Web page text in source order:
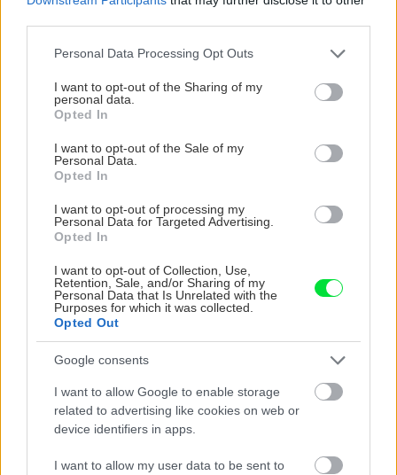
Please note that this website/app uses one or more Google
not limited to your visit or usage behaviour. You may click to
grant or deny consent to Google and its third-party tags to
use your data for below specified purposes in below Google
consent section.
Personal Data Processing Opt Outs
I want to opt-out of the Sharing of my
personal data.
Opted In
I want to opt-out of the Sale of my
Personal Data.
Opted In
I want to opt-out of processing my
Personal Data for Targeted Advertising.
Opted In
I want to opt-out of Collection, Use,
Retention, Sale, and/or Sharing of my
Personal Data that Is Unrelated with the
Purposes for which it was collected.
Opted Out
Google consents
I want to allow Google to enable storage
related to advertising like cookies on web or
device identifiers in apps.
I want to allow my user data to be sent to
SÚVISIACE
Chystáte sa zavárať kápiu? Táto chyba ju
premení na nevábne mäkkú hmotu